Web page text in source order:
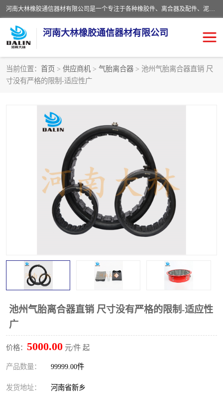
河南大林橡胶通信器材有限公司是一个专注于各种橡胶件、离合器及配件、泥浆泵及配件等产品设计制造和加工的企业。产品应用于矿山、冶金、石油、钢铁、化工、水泥、船舶、造纸、通用机械等各种大功率机械传动或制动装置。
河南大林橡胶通信器材有限公司
当前位置： 首页 > 供应商机 > 气胎离合器 > 池州气胎离合器直销 尺
寸没有严格的限制-适应性广
池州气胎离合器直销 尺寸没有严格的限制-适应性
广
价格： 5000.00 元/件 起
产品数量： 99999.00件
发货地址： 河南省新乡
推盘离合器
VC离合器
气胎离合器
泥浆泵空气包胶囊 气动元件
DY隔膜式离合器 CB离合器
实芯轮胎
联轴器